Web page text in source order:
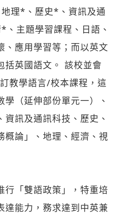
理*、歷史*、資訊及通
主題學習課程、日語、
、應用學習等；而以英文
括英國語文。 該校並會
教學語言/校本課程，這
（延伸部份單元一）、
訊及通訊科技、歷史、
概論」、地理、經濟、視
行「雙語政策」，特重培
達能力，務求達到中英兼